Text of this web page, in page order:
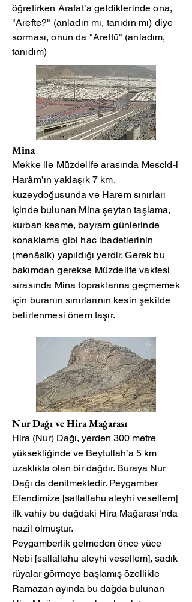
öğretirken Arafat’a geldiklerinde ona,
"Arefte?" (anladın mı, tanıdın mı) diye
sorması, onun da "Areftü" (anladım,
tanıdım)
Mina
Mekke ile Müzdelife arasında Mescid-i
Harâm’ın yaklaşık 7 km.
kuzeydoğusunda ve Harem sınırları
içinde bulunan Mina şeytan taşlama,
kurban kesme, bayram günlerinde
konaklama gibi hac ibadetlerinin
(menâsik) yapıldığı yerdir. Gerek bu
bakımdan gerekse Müzdelife vakfesi
sırasında Mina topraklarına geçmemek
için buranın sınırlarının kesin şekilde
belirlenmesi önem taşır.
Nur Dağı ve Hira Mağarası
Hira (Nur) Dağı, yerden 300 metre
yüksekliğinde ve Beytullah’a 5 km
uzaklıkta olan bir dağdır. Buraya Nur
Dağı da denilmektedir. Peygamber
Efendimize [sallallahu aleyhi vesellem]
ilk vahiy bu dağdaki Hira Mağarası’nda
nazil olmuştur.
Peygamberlik gelmeden önce yüce
Nebi [sallallahu aleyhi vesellem], sadık
rüyalar görmeye başlamış özellikle
Ramazan ayında bu dağda bulunan